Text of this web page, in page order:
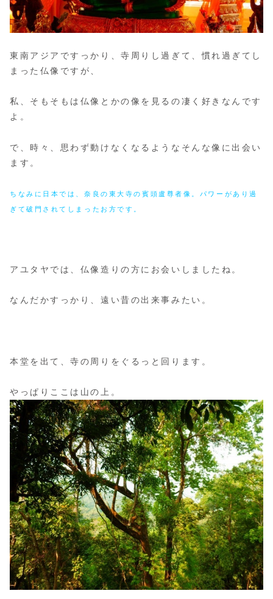
東南アジアですっかり、寺周りし過ぎて、慣れ過ぎてし
まった仏像ですが、
私、そもそもは仏像とかの像を見るの凄く好きなんです
よ。
で、時々、思わず動けなくなるようなそんな像に出会い
ます。
ちなみに日本では、奈良の東大寺の賓頭盧尊者像。パワーがあり過
ぎて破門されてしまったお方です。
アユタヤでは、仏像造りの方にお会いしましたね。
なんだかすっかり、遠い昔の出来事みたい。
本堂を出て、寺の周りをぐるっと回ります。
やっぱりここは山の上。